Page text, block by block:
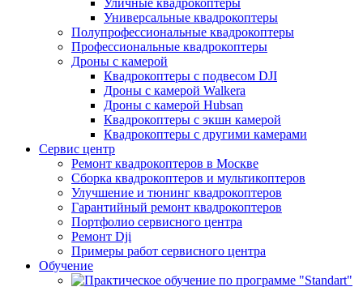
Уличные квадрокоптеры
Универсальные квадрокоптеры
Полупрофессиональные квадрокоптеры
Профессиональные квадрокоптеры
Дроны с камерой
Квадрокоптеры с подвесом DJI
Дроны с камерой Walkera
Дроны с камерой Hubsan
Квадрокоптеры с экшн камерой
Квадрокоптеры с другими камерами
Сервис центр
Ремонт квадрокоптеров в Москве
Сборка квадрокоптеров и мультикоптеров
Улучшение и тюнинг квадрокоптеров
Гарантийный ремонт квадрокоптеров
Портфолио сервисного центра
Ремонт Dji
Примеры работ сервисного центра
Обучение